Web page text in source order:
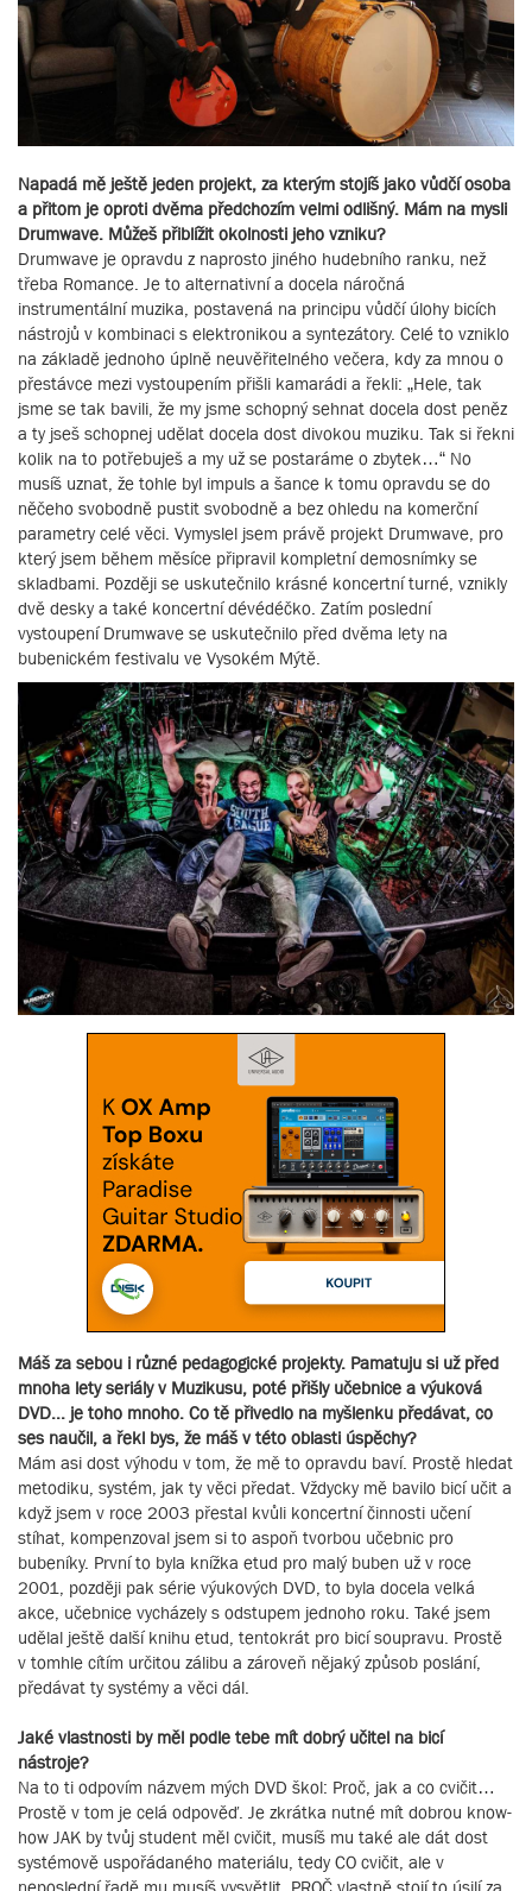
Napadá mě ještě jeden projekt, za kterým stojíš jako vůdčí osoba
a přitom je oproti dvěma předchozím velmi odlišný. Mám na mysli
Drumwave. Můžeš přiblížit okolnosti jeho vzniku?
Drumwave je opravdu z naprosto jiného hudebního ranku, než
třeba Romance. Je to alternativní a docela náročná
instrumentální muzika, postavená na principu vůdčí úlohy bicích
nástrojů v kombinaci s elektronikou a syntezátory. Celé to vzniklo
na základě jednoho úplně neuvěřitelného večera, kdy za mnou o
přestávce mezi vystoupením přišli kamarádi a řekli: „Hele, tak
jsme se tak bavili, že my jsme schopný sehnat docela dost peněz
a ty jseš schopnej udělat docela dost divokou muziku. Tak si řekni
kolik na to potřebuješ a my už se postaráme o zbytek…“ No
musíš uznat, že tohle byl impuls a šance k tomu opravdu se do
něčeho svobodně pustit svobodně a bez ohledu na komerční
parametry celé věci. Vymyslel jsem právě projekt Drumwave, pro
který jsem během měsíce připravil kompletní demosnímky se
skladbami. Později se uskutečnilo krásné koncertní turné, vznikly
dvě desky a také koncertní dévédéčko. Zatím poslední
vystoupení Drumwave se uskutečnilo před dvěma lety na
bubenickém festivalu ve Vysokém Mýtě.
Máš za sebou i různé pedagogické projekty. Pamatuju si už před
mnoha lety seriály v Muzikusu, poté přišly učebnice a výuková
DVD... je toho mnoho. Co tě přivedlo na myšlenku předávat, co
ses naučil, a řekl bys, že máš v této oblasti úspěchy?
Mám asi dost výhodu v tom, že mě to opravdu baví. Prostě hledat
metodiku, systém, jak ty věci předat. Vždycky mě bavilo bicí učit a
když jsem v roce 2003 přestal kvůli koncertní činnosti učení
stíhat, kompenzoval jsem si to aspoň tvorbou učebnic pro
bubeníky. První to byla knížka etud pro malý buben už v roce
2001, později pak série výukových DVD, to byla docela velká
akce, učebnice vycházely s odstupem jednoho roku. Také jsem
udělal ještě další knihu etud, tentokrát pro bicí soupravu. Prostě
v tomhle cítím určitou zálibu a zároveň nějaký způsob poslání,
předávat ty systémy a věci dál.
Jaké vlastnosti by měl podle tebe mít dobrý učitel na bicí
nástroje?
Na to ti odpovím názvem mých DVD škol: Proč, jak a co cvičit…
Prostě v tom je celá odpověď. Je zkrátka nutné mít dobrou know-
how JAK by tvůj student měl cvičit, musíš mu také ale dát dost
systémově uspořádaného materiálu, tedy CO cvičit, ale v
neposlední řadě mu musíš vysvětlit, PROČ vlastně stojí to úsilí za